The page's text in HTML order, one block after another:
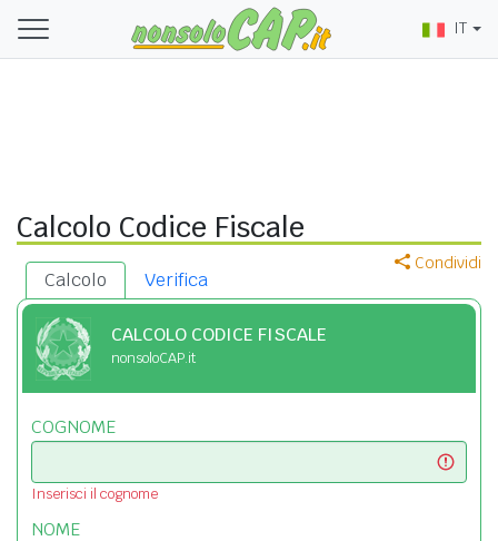
IT
Calcolo Codice Fiscale
Condividi
Calcolo Verifica
CALCOLO CODICE FISCALE
nonsoloCAP.it
COGNOME
Inserisci il cognome
NOME